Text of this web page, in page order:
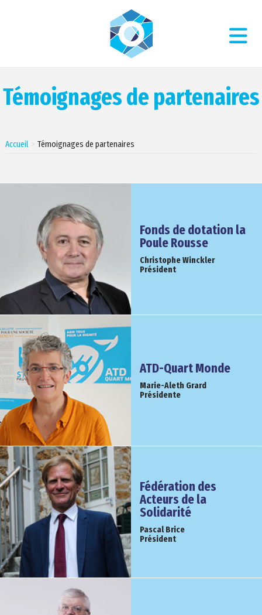
Témoignages de partenaires
Accueil Témoignages de partenaires
Fonds de dotation la
Poule Rousse
Christophe Winckler
Président
ATD-Quart Monde
Marie-Aleth Grard
Présidente
Fédération des
Acteurs de la
Solidarité
Pascal Brice
Président